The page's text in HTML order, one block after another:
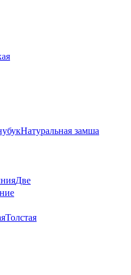
Натуральная замша
Две
Толстая